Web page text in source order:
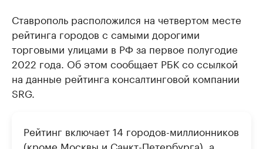
Ставрополь расположился на четвертом месте
рейтинга городов с самыми дорогими
торговыми улицами в РФ за первое полугодие
2022 года. Об этом сообщает РБК со ссылкой
на данные рейтинга консалтинговой компании
SRG.
Рейтинг включает 14 городов-миллионников
(кроме Москвы и Санкт-Петербурга), а